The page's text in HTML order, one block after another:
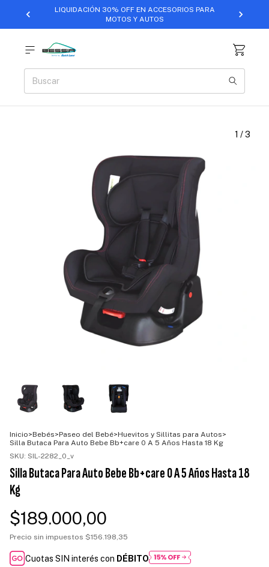
LIQUIDACIÓN 30% OFF EN ACCESORIOS PARA
MOTOS Y AUTOS
1 /3
Inicio>Bebés>Paseo del Bebé>Huevitos y Sillitas para Autos>
Silla Butaca Para Auto Bebe Bb+care 0 A 5 Años Hasta 18 Kg
SKU: SIL-2282_0_v
Silla Butaca Para Auto Bebe Bb+care 0 A 5 Años Hasta 18
Kg
$189.000,00
Precio sin impuestos $156.198,35
Cuotas SIN interés con DÉBITO